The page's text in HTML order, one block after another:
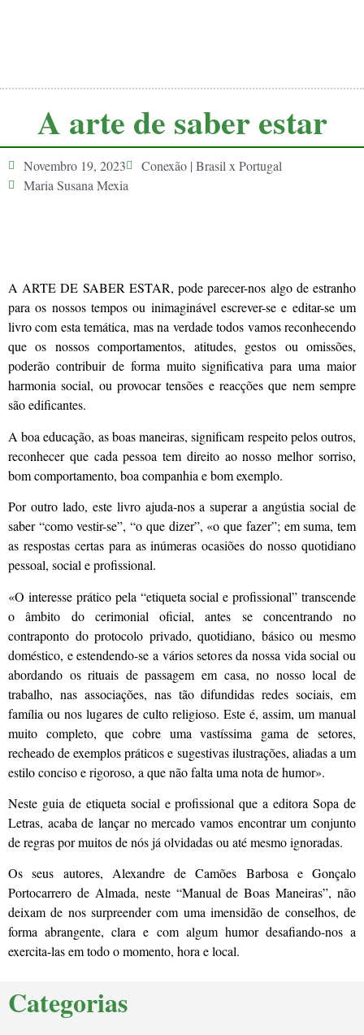
A arte de saber estar
Novembro 19, 2023
Conexão | Brasil x Portugal
Maria Susana Mexia
A ARTE DE SABER ESTAR, pode parecer-nos algo de estranho
para os nossos tempos ou inimaginável escrever-se e editar-se um
livro com esta temática, mas na verdade todos vamos reconhecendo
que os nossos comportamentos, atitudes, gestos ou omissões,
poderão contribuir de forma muito significativa para uma maior
harmonia social, ou provocar tensões e reacções que nem sempre
são edificantes.
A boa educação, as boas maneiras, significam respeito pelos outros,
reconhecer que cada pessoa tem direito ao nosso melhor sorriso,
bom comportamento, boa companhia e bom exemplo.
Por outro lado, este livro ajuda-nos a superar a angústia social de
saber “como vestir-se”, “o que dizer”, «o que fazer”; em suma, tem
as respostas certas para as inúmeras ocasiões do nosso quotidiano
pessoal, social e profissional.
«O interesse prático pela “etiqueta social e profissional” transcende
o âmbito do cerimonial oficial, antes se concentrando no
contraponto do protocolo privado, quotidiano, básico ou mesmo
doméstico, e estendendo-se a vários setores da nossa vida social ou
abordando os rituais de passagem em casa, no nosso local de
trabalho, nas associações, nas tão difundidas redes sociais, em
família ou nos lugares de culto religioso. Este é, assim, um manual
muito completo, que cobre uma vastíssima gama de setores,
recheado de exemplos práticos e sugestivas ilustrações, aliadas a um
estilo conciso e rigoroso, a que não falta uma nota de humor».
Neste guia de etiqueta social e profissional que a editora Sopa de
Letras, acaba de lançar no mercado vamos encontrar um conjunto
de regras por muitos de nós já olvidadas ou até mesmo ignoradas.
Os seus autores, Alexandre de Camões Barbosa e Gonçalo
Portocarrero de Almada, neste “Manual de Boas Maneiras”, não
deixam de nos surpreender com uma imensidão de conselhos, de
forma abrangente, clara e com algum humor desafiando-nos a
exercita-las em todo o momento, hora e local.
Categorias